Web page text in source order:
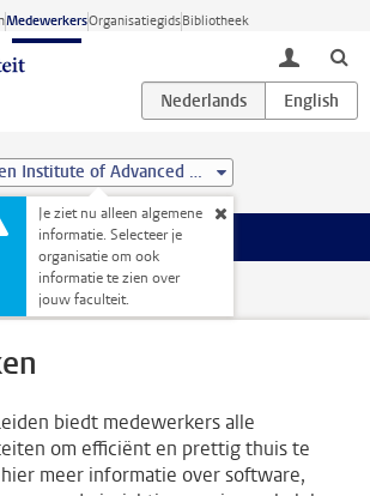
MedewerkersOrganisatiegidsBibliotheek
toggle
Leiden Institute of Advanced Computer Science (LIACS)
Je ziet nu alleen algemene
informatie. Selecteer je
organisatie om ook
informatie te zien over
jouw faculteit.
Thuiswerken
biedt medewerkers alle
om efficiënt en prettig thuis te
meer informatie over software,